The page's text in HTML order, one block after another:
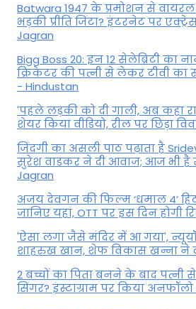
Batwara 1947 के प्रमोशन से वायरल
भड़की प्रीति जिंटा? इंटरनेट पर
Jagran
Bigg Boss 20: इन 12 सेलेब्रिटी का
क्रिकेटर की पत्नी से लेकर टीवी का
- Hindustan
'पहले लड़की को दी गाली, अब कहा
शेयर किया वीडियो, रील पर छिड़ा
जिंदगी का असली पाठ पढ़ाता है
सुरेश वाडकर ने दी आवाज; आज भी
Jagran
अजय देवगन की फिल्म ‘धमाल 4’
जानिए यहां, OTT पर इस दिन होगी
'ऐसा लगा जैसे मंदिर में आ गया',
शाहरुख खान, शेफ विकास खन्ना ने
2 बच्चों का पिता बनने के बाद
सिंगर? इंस्टाग्राम पर किया अनफॉलो